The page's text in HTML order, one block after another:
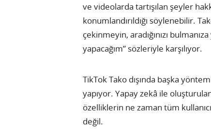
ve videolarda tartışılan şeyler
konumlandırıldığı söylenebilir.
çekinmeyin, aradığınızı
yapacağım” sözleriyle karşılıyor.
TikTok Tako dışında başka
yapıyor. Yapay zekâ ile
özelliklerin ne zaman tüm
değil.